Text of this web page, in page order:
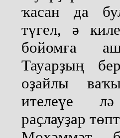
ҡасан да
түгел, ә
бойомға
Тауарҙың
оҙайлы
ителеүе
раҫлауҙар